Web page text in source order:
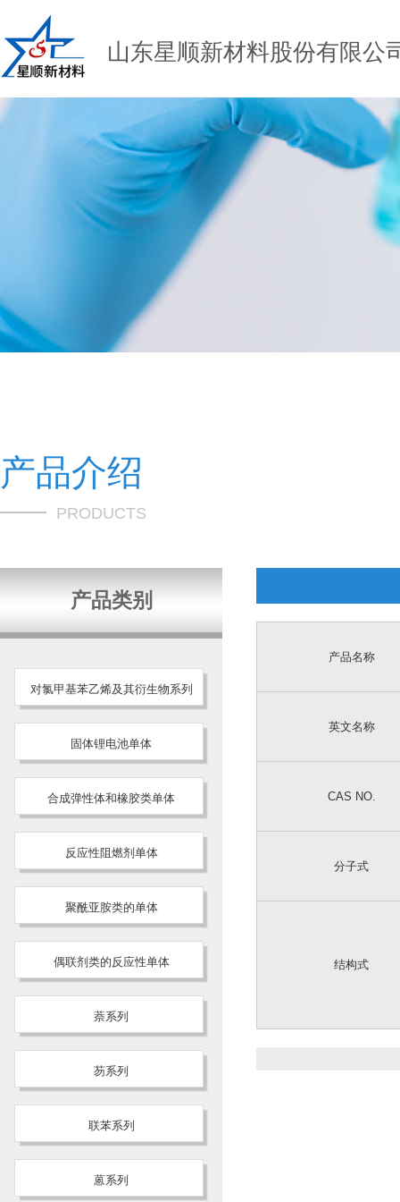
山东星顺新材料股份有限公
产品介绍
PRODUCTS
产品类别
对氯甲基苯乙烯及其衍生物系列
固体锂电池单体
合成弹性体和橡胶类单体
反应性阻燃剂单体
聚酰亚胺类的单体
偶联剂类的反应性单体
萘系列
芴系列
联苯系列
蒽系列
产品名称
英文名称
CAS NO.
分子式
结构式